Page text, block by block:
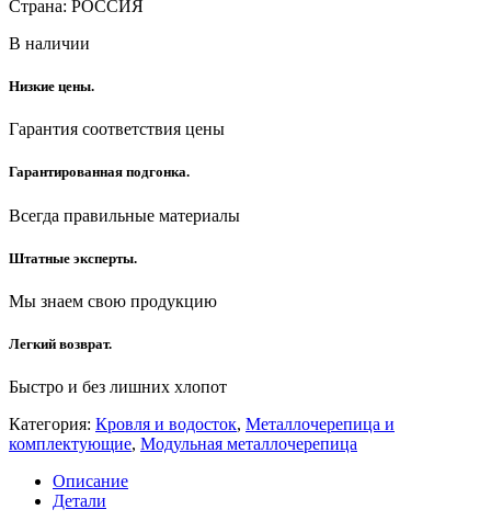
Страна: РОССИЯ
В наличии
Низкие цены.
Гарантия соответствия цены
Гарантированная подгонка.
Всегда правильные материалы
Штатные эксперты.
Мы знаем свою продукцию
Легкий возврат.
Быстро и без лишних хлопот
Категория: Кровля и водосток, Металлочерепица и
комплектующие, Модульная металлочерепица
Описание
Детали